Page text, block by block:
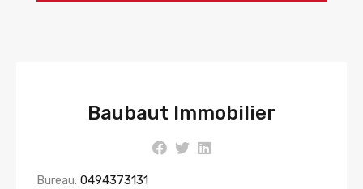
Baubaut Immobilier
Bureau: 0494373131